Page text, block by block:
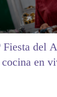
en